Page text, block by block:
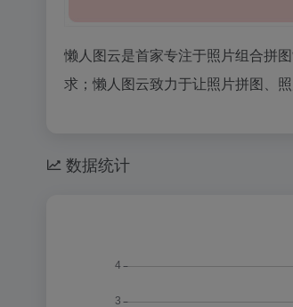
懒人图云是首家专注于照片组合拼
求；懒人图云致力于让照片拼图、
数据统计